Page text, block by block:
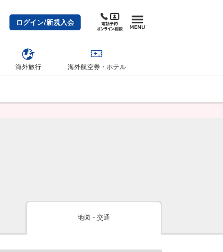
ログイン/新規入会
海外旅行 海外航空券・ホテル
地図・交通